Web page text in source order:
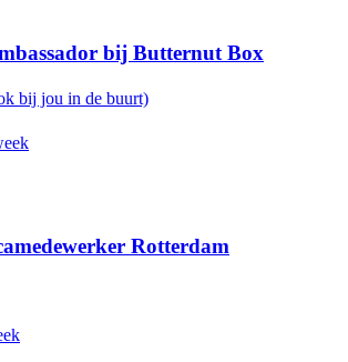
bij Butternut Box
bij jou in de buurt)
Rotterdam